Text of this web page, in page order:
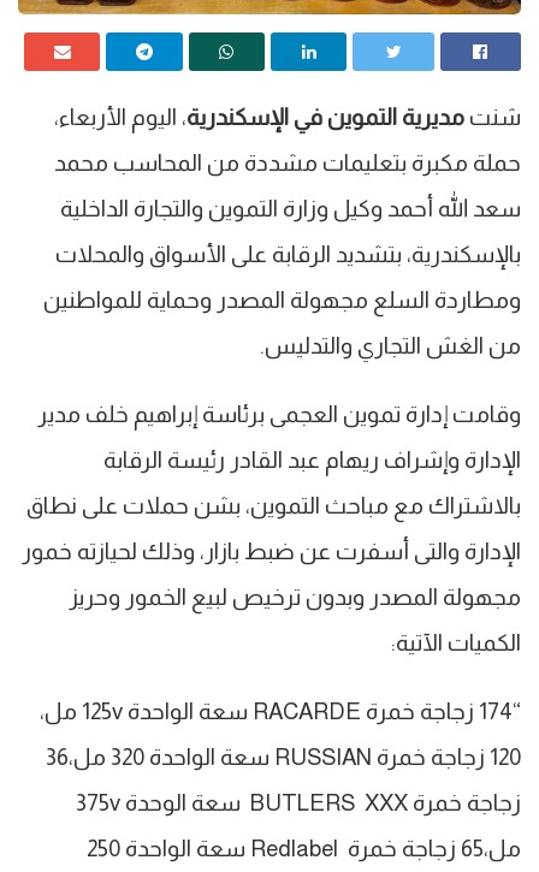
شنت مديرية التموين في الإسكندرية، اليوم الأربعاء،
حملة مكبرة بتعليمات مشددة من المحاسب محمد
سعد الله أحمد وكيل وزارة التموين والتجارة الداخلية
بالإسكندرية، بتشديد الرقابة على الأسواق والمحلات
ومطاردة السلع مجهولة المصدر وحماية للمواطنين
من الغش التجاري والتدليس.
وقامت إدارة تموين العجمى برئاسة إبراهيم خلف مدير
الإدارة وإشراف ريهام عبد القادر رئيسة الرقابة
بالاشتراك مع مباحث التموين، بشن حملات على نطاق
الإدارة والتى أسفرت عن ضبط بازار، وذلك لحيازته خمور
مجهولة المصدر وبدون ترخيص لبيع الخمور وحريز
الكميات الآتية:
“174 زجاجة خمرة RACARDE سعة الواحدة 125v مل،
زجاجة خمرة BUTLERS XXX سعة الوحدة 375v